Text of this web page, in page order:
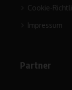
Cookie-
Impressum
Partner